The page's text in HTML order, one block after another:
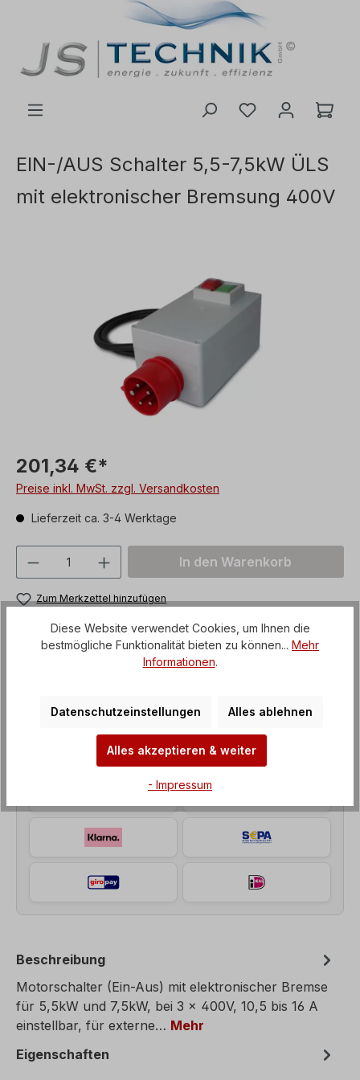
EIN-/AUS Schalter 5,5-7,5kW ÜLS
mit elektronischer Bremsung 400V
201,34 €*
Preise inkl. MwSt. zzgl. Versandkosten
Lieferzeit ca. 3-4 Werktage
Produkt Anzahl: Gib denIn den Warenkorb
Zum Merkzettel hinzufügen
Versandgebühren:Artikel + Verpackung
Beschreibung
Motorschalter (Ein-Aus) mit elektronischer Bremse
für 5,5kW und 7,5kW, bei 3 x 400V, 10,5 bis 16 A
einstellbar, für externe… Mehr
Eigenschaften
Diese Website verwendet Cookies, um Ihnen die
bestmögliche Funktionalität bieten zu können... Mehr
Informationen.
Datenschutzeinstellungen Alles ablehnen
Alles akzeptieren & weiter
- Impressum